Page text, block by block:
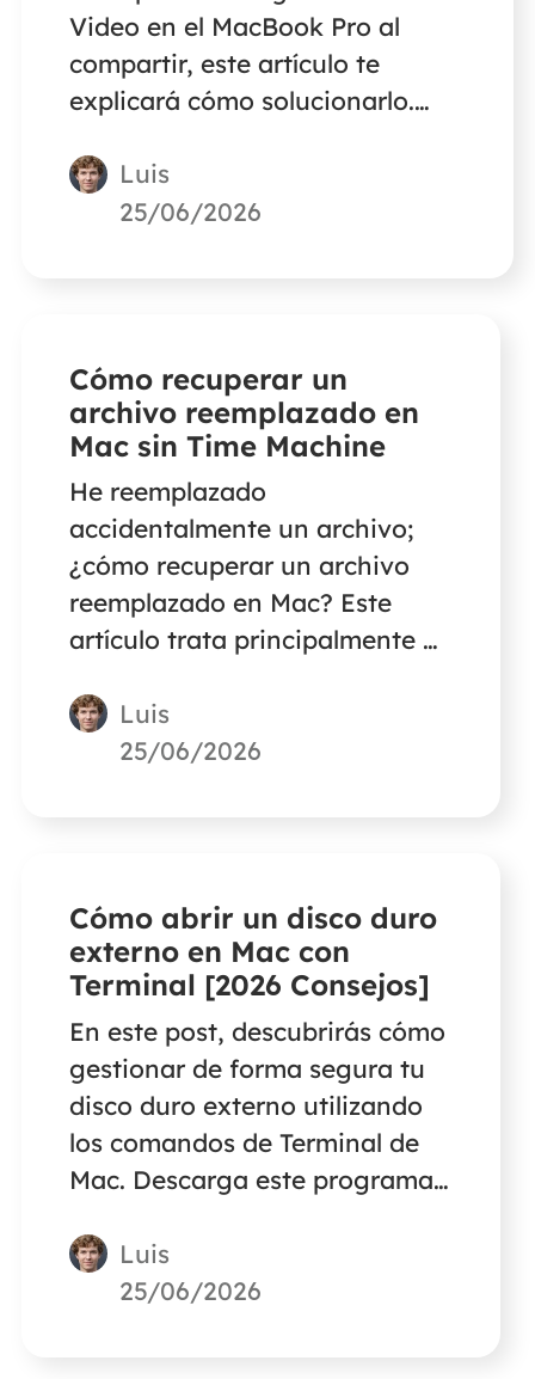
Video en el MacBook Pro al
compartir, este artículo te
explicará cómo solucionarlo.
sobre cómo solucionar el
problema de la pantalla negra
Luis
25/06/2026
Cómo recuperar un
archivo reemplazado en
Mac sin Time Machine
He reemplazado
accidentalmente un archivo;
¿cómo recuperar un archivo
reemplazado en Mac? Este
artículo trata principalmente de
archivos reemplazados o
sobrescritos sin máquina del
Luis
25/06/2026
Cómo abrir un disco duro
externo en Mac con
Terminal [2026 Consejos]
En este post, descubrirás cómo
gestionar de forma segura tu
disco duro externo utilizando
los comandos de Terminal de
Mac. Descarga este programa
datos de Mac para restaurar
hasta 2 GB de archivos en caso
Luis
25/06/2026